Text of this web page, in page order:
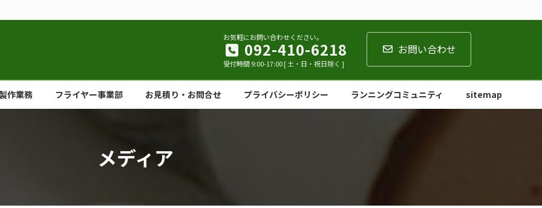
お気軽にお問い合わせください。
092-410-6218
受付時間 9:00-17:00 [ 土・日・祝日除く ]
お問い合わせ
作業務 フライヤー事業部 お見積り・お問合せ プライバシーポリシー ランニングコミュニティ sitemap
メディア